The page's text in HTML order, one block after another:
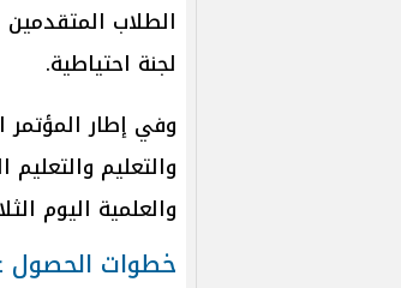
لجنة احتياطية.
وفي إطار المؤتمر
والتعليم والتعليم
والعلمية اليوم
خطوات الحصول